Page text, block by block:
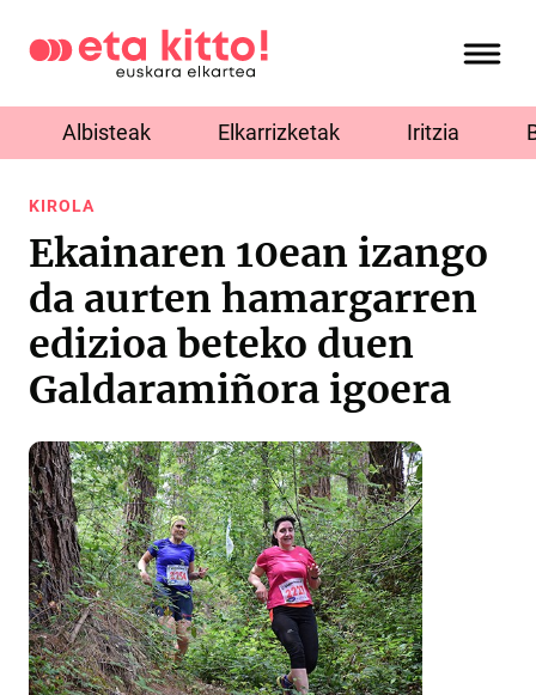
Albisteak Elkarrizketak Iritzia
KIROLA
Ekainaren 10ean izango
da aurten hamargarren
edizioa beteko duen
Galdaramiñora igoera